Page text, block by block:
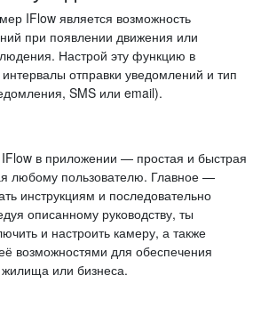
IFlow является возможность
при появлении движения или
Настрой эту функцию в
отправки уведомлений и тип
SMS или email).
в приложении — простая и быстрая
любому пользователю. Главное —
инструкциям и последовательно
описанному руководству, ты
и настроить камеру, а также
возможностями для обеспечения
жилища или бизнеса.